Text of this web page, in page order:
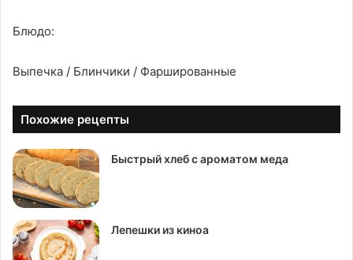
Блюдо:
Выпечка / Блинчики / Фаршированные
Похожие рецепты
Быстрый хлеб с ароматом меда
Лепешки из киноа